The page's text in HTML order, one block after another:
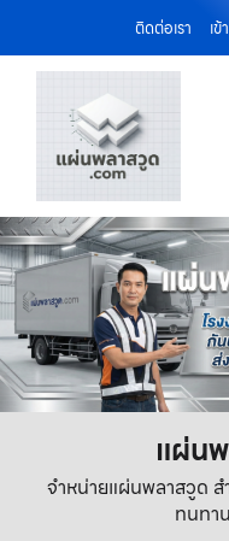
ติดต่อเรา เ
แผ่น
จำหน่ายแผ่นพลาสวูด ส
ทนทา